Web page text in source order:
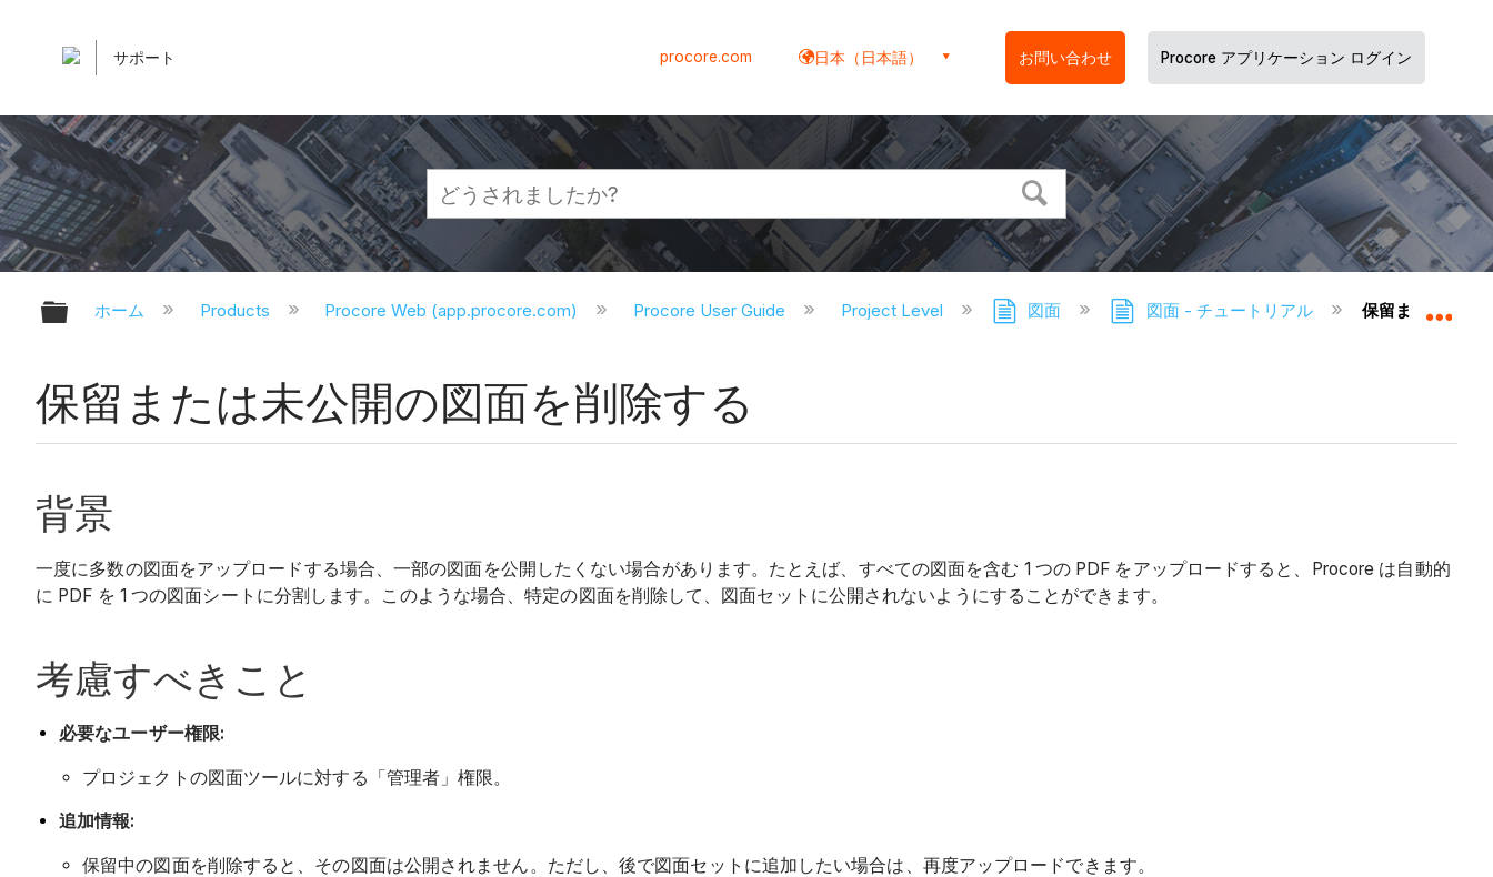
サポート procore.com 日本（日本語） お問い合わせ Procore アプリケーション ログイン
グローバル階層を展開/折りたたむ
ホーム Products Procore Web (app.procore.com) Procore User Guide Project Level 図面 図面 - チュートリアル 保留または未公
保留または未公開の図面を削除する
背景
一度に多数の図面をアップロードする場合、一部の図面を公開したくない場合があります。たとえば、すべての図面を含む 1 つの PDF をアップロードすると、Procore は自動的
に PDF を 1 つの図面シートに分割します。このような場合、特定の図面を削除して、図面セットに公開されないようにすることができます。
考慮すべきこと
必要なユーザー権限:
プロジェクトの図面ツールに対する「管理者」権限。
追加情報:
保留中の図面を削除すると、その図面は公開されません。ただし、後で図面セットに追加したい場合は、再度アップロードできます。